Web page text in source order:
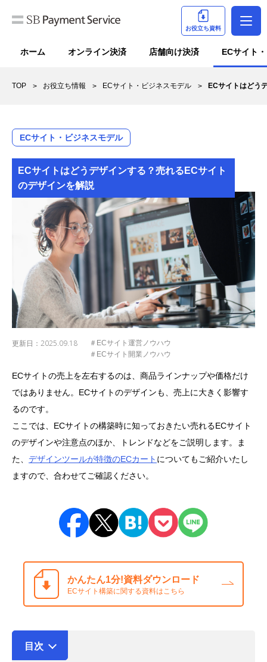
お役立ち資料
ホーム オンライン決済 店舗向け決済 ECサイト
TOP お役立ち情報 ECサイト・ビジネスモデル ECサイトはどう
ECサイト・ビジネスモデル
ECサイトはどうデザインする？売れるECサイト
のデザインを解説
更新日： 2025.09.18
＃ECサイト運営ノウハウ
＃ECサイト開業ノウハウ
ECサイトの売上を左右するのは、商品ラインナップや価格だけ
ではありません。ECサイトのデザインも、売上に大きく影響す
るのです。
ここでは、ECサイトの構築時に知っておきたい売れるECサイト
のデザインや注意点のほか、トレンドなどをご説明します。ま
た、 デザインツールが特徴のECカート についてもご紹介いたし
ますので、合わせてご確認ください。
かんたん1分!資料ダウンロード
ECサイト構築に関する資料はこちら
目次